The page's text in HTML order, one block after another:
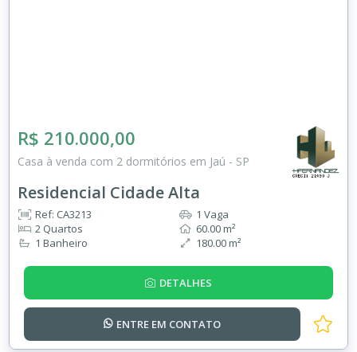
R$ 210.000,00
Casa à venda com 2 dormitórios em Jaú - SP
Residencial Cidade Alta
Ref: CA3213
2 Quartos
1 Banheiro
1 Vaga
60.00 m²
180.00 m²
DETALHES
ENTRE EM CONTATO